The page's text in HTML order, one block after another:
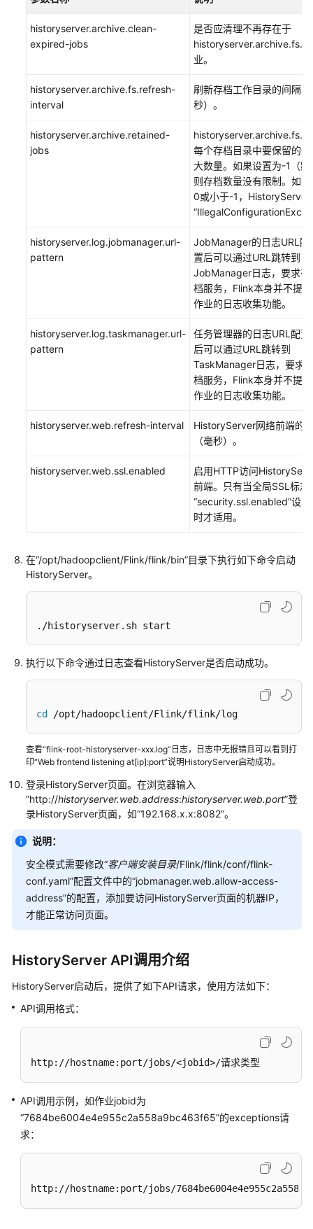
提
用
作
JDBC
作
配
表
并
使
用
不
同
状
态
的
TTL
用
FileCatalogStore
对
catalog
进
持
久
化
配
HistoryServer
Flink
能
增
historyserver.archive.clean-
expired-jobs
是否应清理不再存在于
业。
historyserver.archive.fs.refresh-
interval
刷新存档工作目录的间隔（
秒）。
historyserver.archive.retained-
jobs
每个存档目录中要保留的
大数量。如果设置为-1（默
则存档数量没有限制。如
0或小于-1，HistoryServer
historyserver.log.jobmanager.url-
pattern
JobManager的日志URL配
置后可以通过URL跳转到
JobManager日志，要求有
档服务，Flink本身并不提
作业的日志收集功能。
historyserver.log.taskmanager.url-
pattern
任务管理器的日志URL配置
后可以通过URL跳转到
TaskManager日志，要求
档服务，Flink本身并不提
作业的日志收集功能。
historyserver.web.refresh-interval
HistoryServer网络前端的
（毫秒）。
historyserver.web.ssl.enabled
启用HTTP访问
前端。只有当全局SSL标志
“security.ssl.enabled”设为
时才适用。
在“/opt/hadoopclient/Flink/flink/bin”目录下执行如下命令启动
HistoryServer。
./historyserver.sh start
执行以下命令通过日志查看HistoryServer是否启动成功。
cd /opt/hadoopclient/Flink/flink/log
查看“flink-root-historyserver-xxx.log”日志，日志中无报错且可以看到打
印“Web frontend listening at[ip]:port”说明HistoryServer启动成功。
登录HistoryServer页面。在浏览器输入
“http://historyserver.web.address:historyserver.web.port”登
录HistoryServer页面，如“192.168.x.x:8082”。
说明：
安全模式需要修改“客户端安装目录/Flink/flink/conf/flink-
conf.yaml”配置文件中的“jobmanager.web.allow-access-
address”的配置，添加要访问HistoryServer页面的机器IP，
才能正常访问页面。
HistoryServer API调用介绍
HistoryServer启动后，提供了如下API请求，使用方法如下：
API调用格式：
http://hostname:port/jobs/<jobid>/请求类型
API调用示例，如作业jobid为
“7684be6004e4e955c2a558a9bc463f65”的exceptions请
求：
http://hostname:port/jobs/